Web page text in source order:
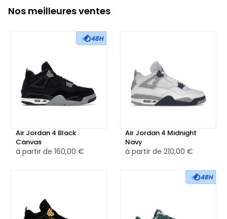
Nos meilleures ventes
48H
Air Jordan 4 Black
Canvas
à partir de 160,00 €
Air Jordan 4 Midnight
Navy
à partir de 210,00 €
48H